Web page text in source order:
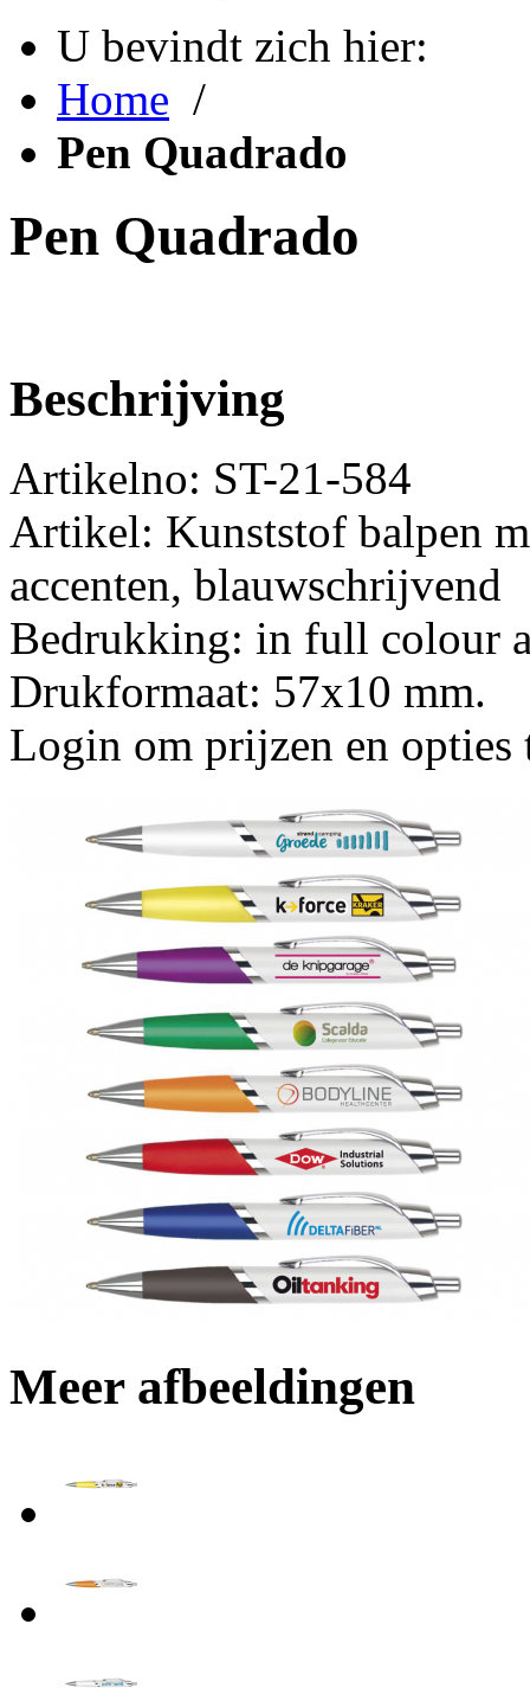
U bevindt zich hier:
Home /
Pen Quadrado
Pen Quadrado
Beschrijving
Artikelno: ST-21-584
Artikel: Kunststof balpen
accenten, blauwschrijvend
Bedrukking: in full colour
Drukformaat: 57x10 mm.
Login om prijzen en opties
Meer afbeeldingen